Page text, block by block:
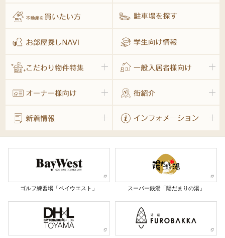
ゴルフ練習場「ベイウエスト」 スーパー銭湯「陽だまりの湯」